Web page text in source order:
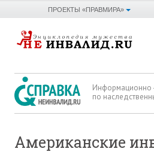
ПРОЕКТЫ «ПРАВМИРА»
Информационно
по
Американские